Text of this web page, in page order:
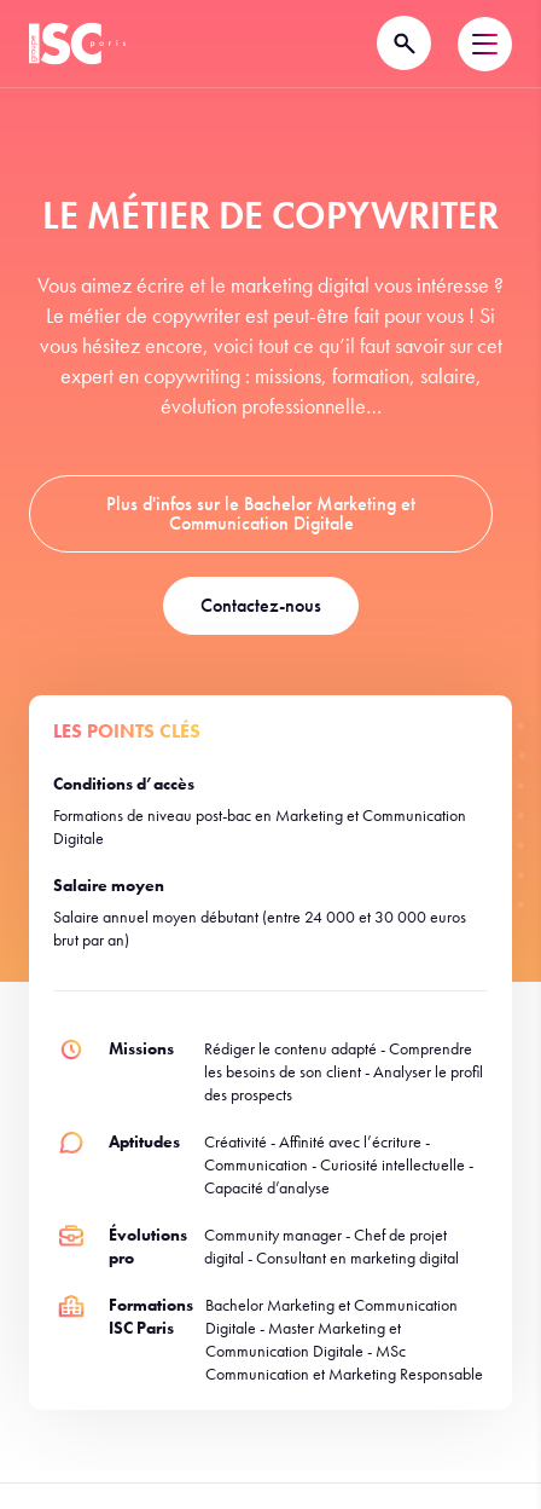
LE MÉTIER DE COPYWRITER
Vous aimez écrire et le marketing digital vous intéresse ?
Le métier de copywriter est peut-être fait pour vous ! Si
vous hésitez encore, voici tout ce qu’il faut savoir sur cet
expert en copywriting : missions, formation, salaire,
évolution professionnelle…
Plus d'infos sur le Bachelor Marketing et
Communication Digitale
Contactez-nous
LES POINTS CLÉS
Conditions d’accès
Formations de niveau post-bac en Marketing et Communication
Digitale
Salaire moyen
Salaire annuel moyen débutant (entre 24 000 et 30 000 euros
brut par an)
Missions
Rédiger le contenu adapté - Comprendre
les besoins de son client - Analyser le profil
des prospects
Aptitudes
Créativité - Affinité avec l’écriture -
Communication - Curiosité intellectuelle -
Capacité d’analyse
Évolutions
pro
Community manager - Chef de projet
digital - Consultant en marketing digital
Formations
ISC Paris
Bachelor Marketing et Communication
Digitale - Master Marketing et
Communication Digitale - MSc
Communication et Marketing Responsable